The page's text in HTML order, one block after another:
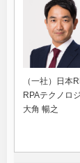
（一社）日本
RPAテクノロ
大角 暢之